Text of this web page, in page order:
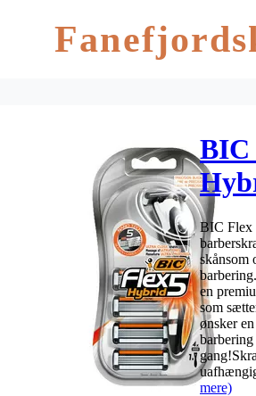
BIC
BIC Flex
skånsom
en
som
ønsker
mere)